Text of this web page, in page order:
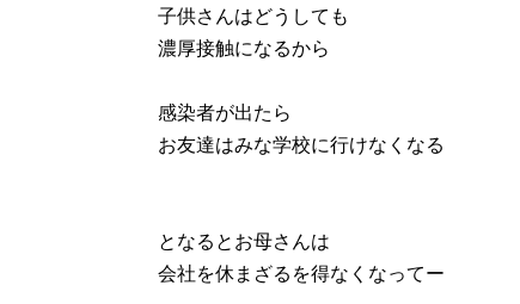
子供さんはどうしても
濃厚接触になるから
感染者が出たら
お友達はみな学校に行けなくなる
となるとお母さんは
会社を休まざるを得なくなってー